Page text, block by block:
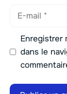
Enregistrer
dans le